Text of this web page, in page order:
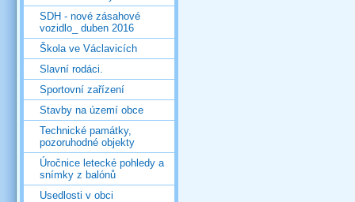
SDH - nové zásahové
vozidlo_ duben 2016
Škola ve Václavicích
Slavní rodáci.
Sportovní zařízení
Stavby na území obce
Technické památky,
pozoruhodné objekty
Úročnice letecké pohledy a
snímky z balónů
Usedlosti v obci